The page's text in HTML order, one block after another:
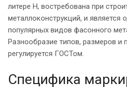
литере Н, востребована при
металлоконструкций, и является
популярных видов фасонного
Разнообразие типов, размеров и
регулируется ГОСТом.
Специфика